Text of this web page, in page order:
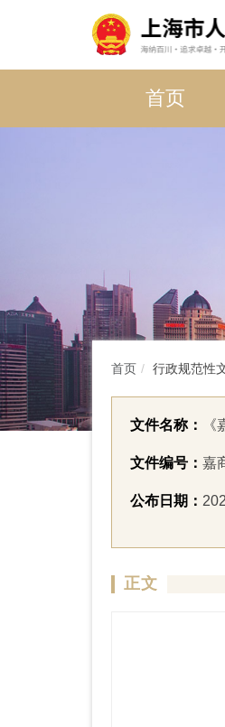
首页
首页 行政规范性
文件名称：
文件编号： 嘉
公布日期：
正文